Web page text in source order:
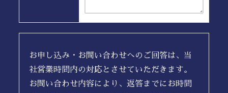
お申し込み・お問い合わせへのご回答は、当
社営業時間内の対応とさせていただきます。
お問い合わせ内容により、返答までにお時間